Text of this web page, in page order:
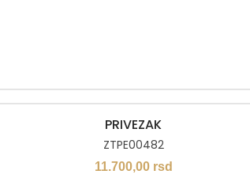
PRIVEZAK
ZTPE00482
11.700,00 rsd